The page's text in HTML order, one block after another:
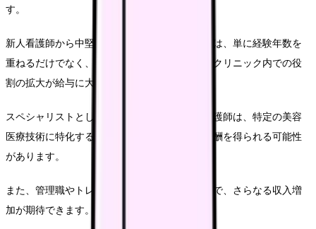
す。
新人看護師から中堅看護師へと成長する過程では、単に経験年数を
重ねるだけでなく、専門的なスキルの向上と、クリニック内での役
割の拡大が給与に大きく影響します。
スペシャリストとしてのキャリアを追求する看護師は、特定の美容
医療技術に特化することで、より高い評価と報酬を得られる可能性
があります。
また、管理職やトレーナー的な役割を担うことで、さらなる収入増
加が期待できます。